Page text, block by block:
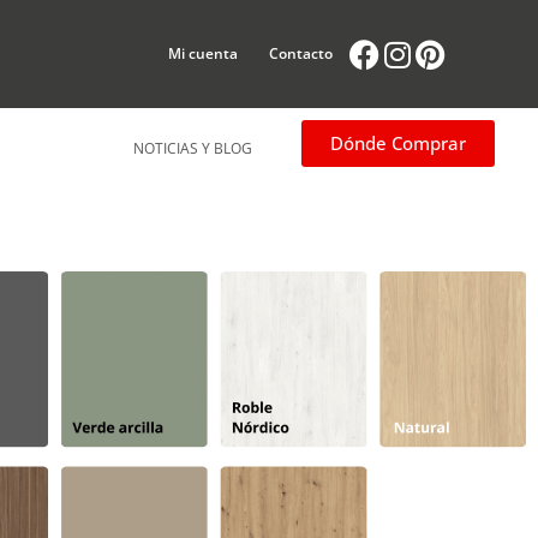
Mi cuenta Contacto Facebook
Instagram
NOTICIAS Y BLOG Dónde Comprar